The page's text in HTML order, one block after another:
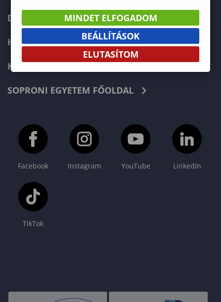
DOKUMENTUMOK
HÍREK
KAPCSOLAT
SOPRONI EGYETEM FŐOLDAL
Facebook Instagram YouTube LinkedIn
TikTok
MINDET ELFOGADOM
BEÁLLÍTÁSOK
ELUTASÍTOM